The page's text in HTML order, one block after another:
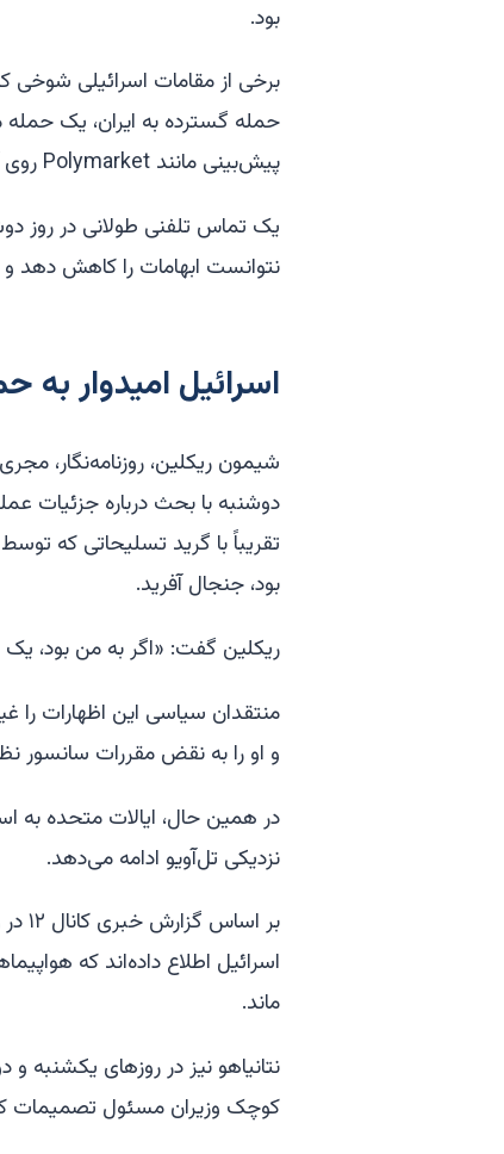
بود.
برخی از مقامات اسرائیلی شوخی
حمله گسترده به ایران، یک
پیش‌بینی مانند Polymarket روی آورده‌اند.
یک تماس تلفنی طولانی در روز
نتوانست ابهامات را کاهش دهد و
اسرائیل امیدوار به
دوشنبه با بحث درباره جزئیات
تقریباً با گرید تسلیحاتی که
بود، جنجال آفرید.
ریکلین گفت: «اگر به من بود، یک
منتقدان سیاسی این اظهارات را
و او را به نقض مقررات سانسور
در همین حال، ایالات متحده به
نزدیکی تل‌آویو ادامه می‌دهد.
بر
ماند.
نتانیاهو نیز در روزهای
کوچک وزیران مسئول تصمیمات